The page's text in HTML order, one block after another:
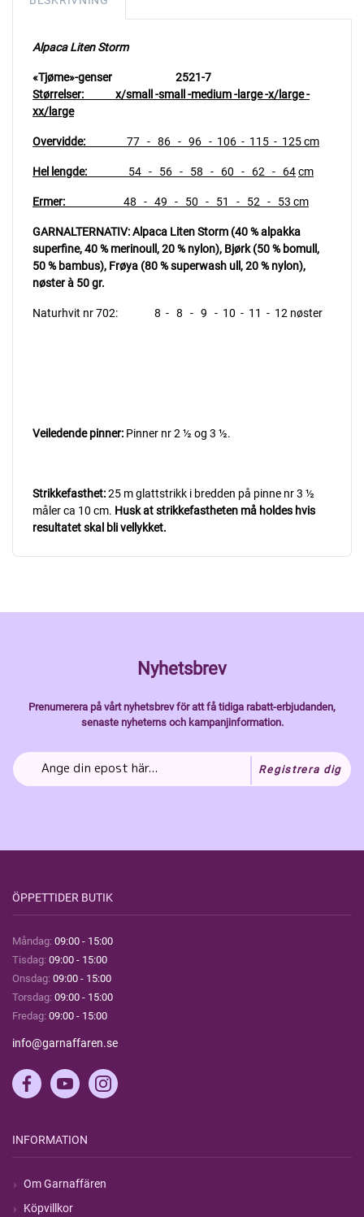
Alpaca Liten Storm
«Tjøme»-genser 2521-7
Størrelser: x/small -small -medium -large -x/large -
xx/large
Overvidde: 77 - 86 - 96 - 106 - 115 - 125 cm
Hel lengde: 54 - 56 - 58 - 60 - 62 - 64cm
Ermer: 48 - 49 - 50 - 51 - 52 - 53 cm
GARNALTERNATIV: Alpaca Liten Storm (40 % alpakka
superfine, 40 % merinoull, 20 % nylon), Bjørk (50 % bomull,
50 % bambus), Frøya (80 % superwash ull, 20 % nylon),
nøster à 50 gr.
Naturhvit nr 702: 8 - 8 - 9 - 10 - 11 - 12 nøster
Veiledende pinner: Pinner nr 2 ½ og 3 ½.
Strikkefasthet:25 m glattstrikk i bredden på pinne nr 3 ½
måler ca 10 cm. Husk at strikkefastheten må holdes hvis
resultatet skal bli vellykket.
Nyhetsbrev
Prenumerera på vårt nyhetsbrev för att få tidiga rabatt-erbjudanden,
senaste nyheterns och kampanjinformation.
Registrera dig
ÖPPETTIDER BUTIK
Måndag: 09:00 - 15:00
Tisdag: 09:00 - 15:00
Onsdag: 09:00 - 15:00
Torsdag: 09:00 - 15:00
Fredag: 09:00 - 15:00
info@garnaffaren.se
INFORMATION
Om Garnaffären
Köpvillkor